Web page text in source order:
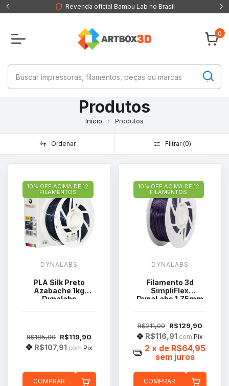
Revenda oficial Bambu Lab no Brasil
0
Produtos
Início Produtos
Ordenar Filtrar (0)
10% OFF ACIMA DE 12
FILAMENTOS
DYNALABS
PLA Silk Preto
Azabache 1kg
Dynalabs
R$185,00 R$119,90
R$107,91 com Pix
COMPRAR
10% OFF ACIMA DE 12
FILAMENTOS
DYNALABS
Filamento 3d
SimpliFlex
DynaLabs 1.75mm
R$211,00 R$129,90
R$116,91 com Pix
2 x de R$64,95
sem juros
COMPRAR